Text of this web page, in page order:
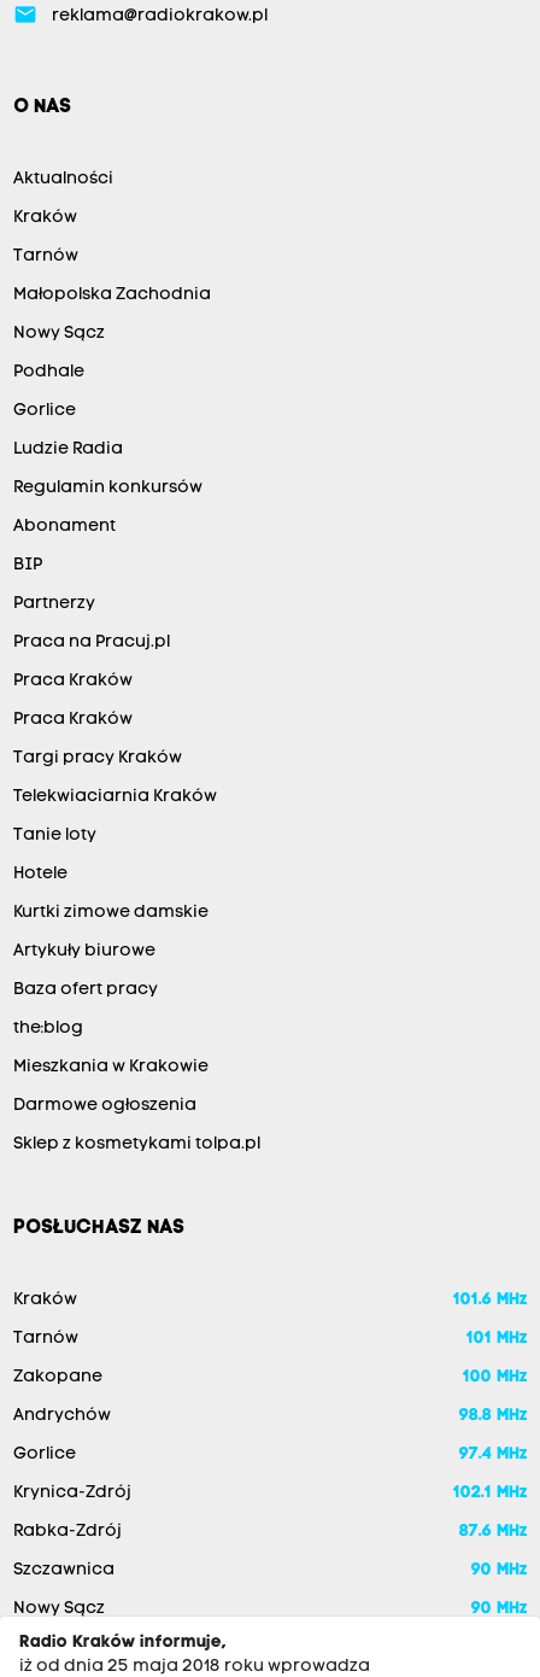
email reklama@radiokrakow.pl
O NAS
Aktualności
Kraków
Tarnów
Małopolska Zachodnia
Nowy Sącz
Podhale
Gorlice
Ludzie Radia
Regulamin konkursów
Abonament
BIP
Partnerzy
Praca na Pracuj.pl
Praca Kraków
Praca Kraków
Targi pracy Kraków
Telekwiaciarnia Kraków
Tanie loty
Hotele
Kurtki zimowe damskie
Artykuły biurowe
Baza ofert pracy
the:blog
Mieszkania w Krakowie
Darmowe ogłoszenia
Sklep z kosmetykami tolpa.pl
POSŁUCHASZ NAS
Kraków 101.6 MHz
Tarnów 101 MHz
Zakopane 100 MHz
Andrychów 98.8 MHz
Gorlice 97.4 MHz
Krynica-Zdrój 102.1 MHz
Rabka-Zdrój 87.6 MHz
Szczawnica 90 MHz
Nowy Sącz
90 MHz
Radio Kraków informuje,
iż od dnia 25 maja 2018 roku wprowadza